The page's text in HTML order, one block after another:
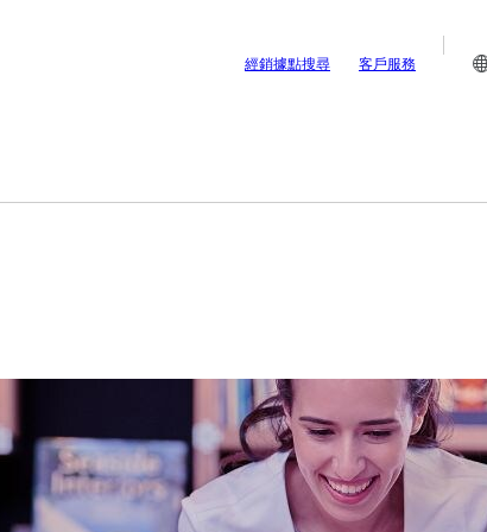
經銷據點搜尋 客戶服務